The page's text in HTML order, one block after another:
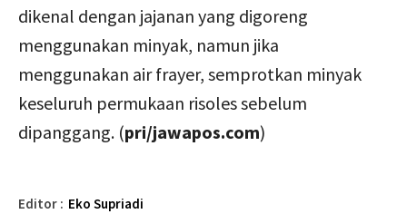
dikenal dengan jajanan yang digoreng
menggunakan minyak, namun jika
menggunakan air frayer, semprotkan minyak
keseluruh permukaan risoles sebelum
dipanggang. (pri/jawapos.com)
Editor : Eko Supriadi